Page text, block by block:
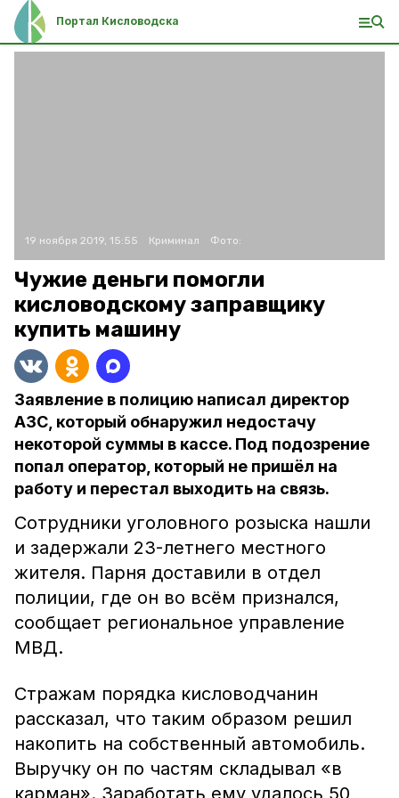
Портал Кисловодска
19 ноября 2019, 15:55 Криминал Фото:
Чужие деньги помогли
кисловодскому заправщику
купить машину
Заявление в полицию написал директор
АЗС, который обнаружил недостачу
некоторой суммы в кассе. Под подозрение
попал оператор, который не пришёл на
работу и перестал выходить на связь.
Сотрудники уголовного розыска нашли
и задержали 23-летнего местного
жителя. Парня доставили в отдел
полиции, где он во всём признался,
сообщает региональное управление
МВД.
Стражам порядка кисловодчанин
рассказал, что таким образом решил
накопить на собственный автомобиль.
Выручку он по частям складывал «в
карман». Заработать ему удалось 50